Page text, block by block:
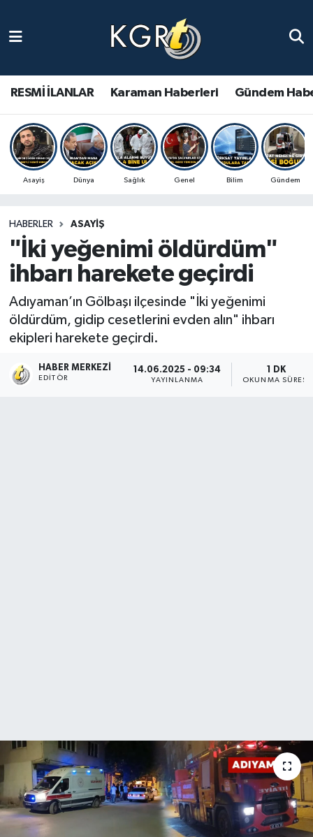
RESMİ İLANLAR Karaman Haberleri Gündem
Asayiş Dünya Sağlık Genel Bilim Gündem
HABERLER ASAYIŞ
"İki yeğenimi öldürdüm"
ihbarı harekete geçirdi
Adıyaman’ın Gölbaşı ilçesinde "İki yeğenimi
öldürdüm, gidip cesetlerini evden alın" ihbarı
ekipleri harekete geçirdi.
HABER MERKEZI
EDITÖR
14.06.2025 - 09:34
YAYINLANMA
1 DK
OKUNMA SÜRESI
Gündem Haberleri
Güncel Haberler
Spor Haberleri
Ulusal Haberler
Vefat Edenler